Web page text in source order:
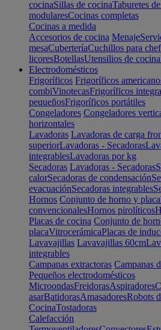
cocinaSillas de cocinaTaburetes
modularesCocinas completas
Cocinas a medida
Accesorios de cocina Menaje
mesaCuberteríaCuchillos para chef
licoresBotellasUtensilios de cocina
Electrodomésticos
Frigoríficos Frigoríficos
combiVinotecasFrigoríficos
pequeñosFrigoríficos portátiles
Congeladores Congeladores
horizontales
Lavadoras Lavadoras de carga
superiorLavadoras - Secadoras
integrablesLavadoras por kg
Secadoras Lavadoras - Secadoras
calorSecadoras de condensación
evacuaciónSecadoras integrables
Hornos Conjunto de horno y placa
convencionalesHornos pirolíticos
Placas de cocina Conjunto de
placaVitrocerámicaPlacas de
Lavavajillas Lavavajillas 60cm
integrables
Campanas extractoras Campanas
Pequeños electrodomésticos
MicroondasFreidorasAspiradores
asarBatidorasAmasadoresRobots
CocinaTostadoras
Calefacción